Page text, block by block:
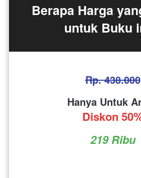
Berapa Harga
untuk Buku
Rp. 438.000
Hanya Untuk
Diskon
219 Ribu